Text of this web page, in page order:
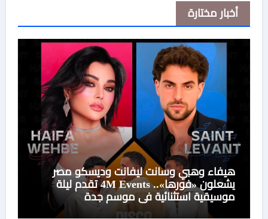
أخبار مختارة
هيفاء وهبي وسانت ليفانت وديسكو مصر
يشعلون «فورها».. 4M Events تقدم ليلة
موسيقية استثنائية في موسم جدة